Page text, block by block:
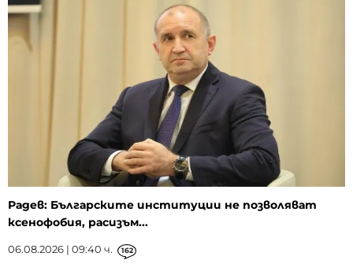
Радев: Българските институции не позволяват
ксенофобия, расизъм...
06.08.2026 | 09:40 ч. 162